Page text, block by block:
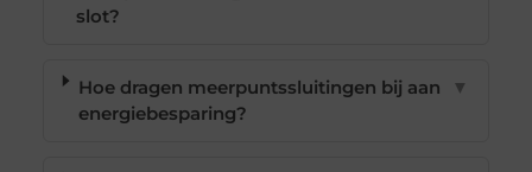
slot?
Hoe dragen meerpuntssluitingen bij aan
energiebesparing?
▼